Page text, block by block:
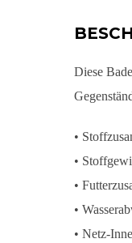
Diese
•
•
•
•
• Netz-